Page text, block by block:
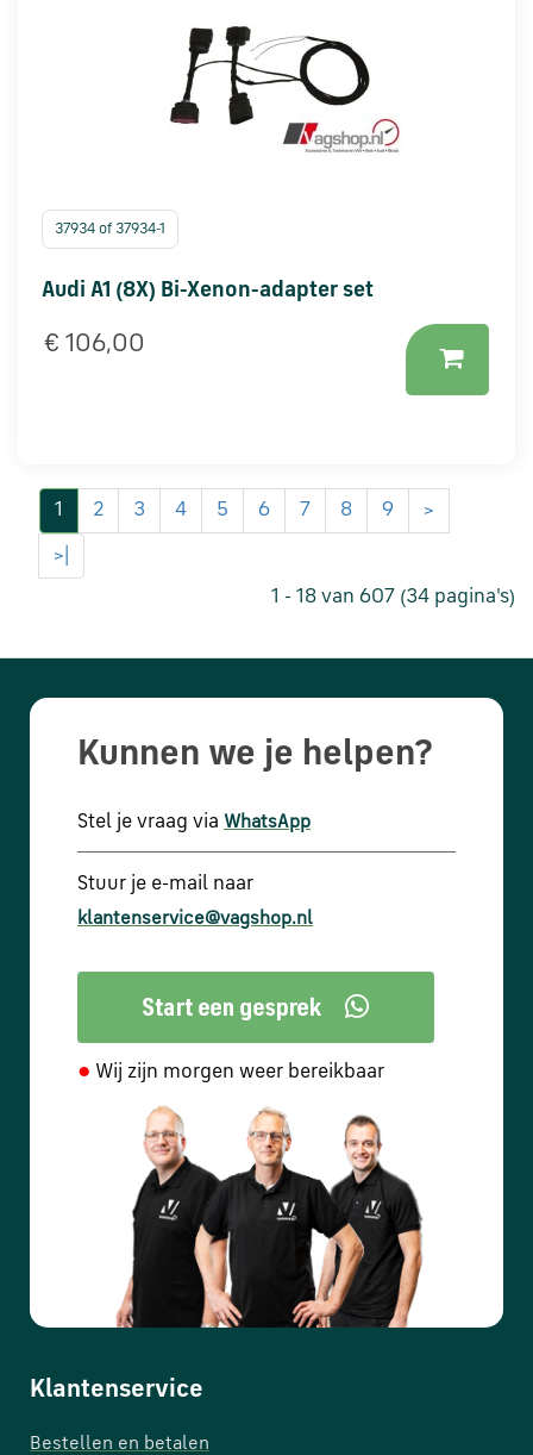
37934 of 37934-1
Audi A1 (8X) Bi-Xenon-adapter set
€ 106,00
1 2 3 4 5 6 7 8 9 >
>|
1 - 18 van 607 (34 pagina's)
Kunnen we je helpen?
Stel je vraag via WhatsApp
Stuur je e-mail naar
klantenservice@vagshop.nl
● Wij zijn morgen weer bereikbaar
Klantenservice
Bestellen en betalen